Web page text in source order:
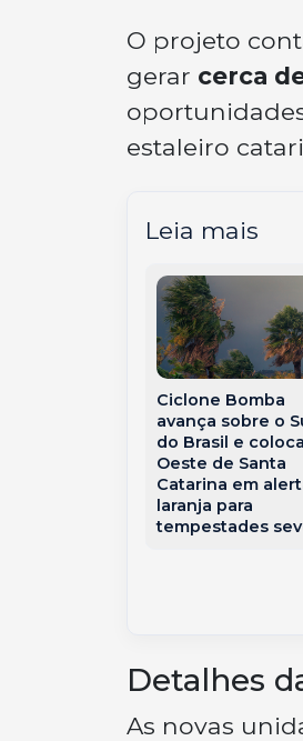
O projeto
gerar cerca
estaleiro
Leia mais
Ciclone Bomba
avança sobre o
do Brasil e coloca
Oeste de Santa
Catarina em
laranja para
tempestades
Detalhes
As novas